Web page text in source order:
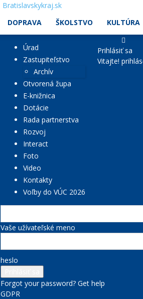
Bratislavskykraj.sk
DOPRAVA
ŠKOLSTVO KULTÚRA
Úrad
Zastupiteľstvo
Archív
Otvorená župa
E-knižnica
Dotácie
Rada partnerstva
Rozvoj
Interact
Foto
Video
Kontakty
Voľby do VÚC 2026
Prihlásiť sa
Vitajte!
Vaše užívateľské meno
heslo
Forgot your password? Get help
GDPR